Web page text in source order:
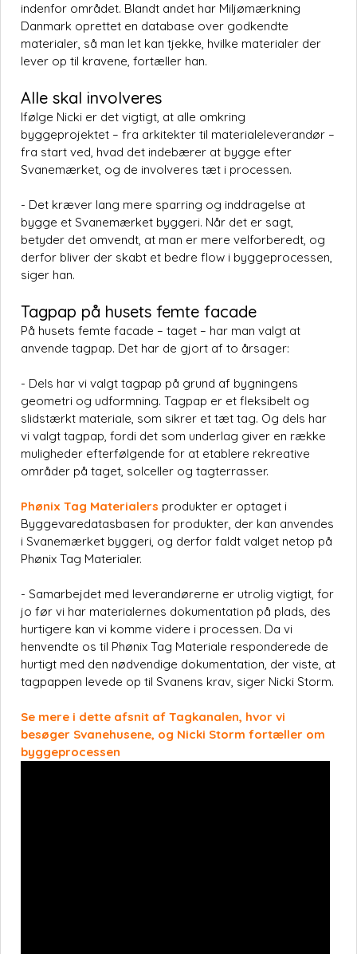
indenfor området. Blandt andet har Miljømærkning
Danmark oprettet en database over godkendte
materialer, så man let kan tjekke, hvilke materialer der
lever op til kravene, fortæller han.
Alle skal involveres
Ifølge Nicki er det vigtigt, at alle omkring
byggeprojektet – fra arkitekter til materialeleverandør –
fra start ved, hvad det indebærer at bygge efter
Svanemærket, og de involveres tæt i processen.
- Det kræver lang mere sparring og inddragelse at
bygge et Svanemærket byggeri. Når det er sagt,
betyder det omvendt, at man er mere velforberedt, og
derfor bliver der skabt et bedre flow i byggeprocessen,
siger han.
Tagpap på husets femte facade
På husets femte facade – taget – har man valgt at
anvende tagpap. Det har de gjort af to årsager:
- Dels har vi valgt tagpap på grund af bygningens
geometri og udformning. Tagpap er et fleksibelt og
slidstærkt materiale, som sikrer et tæt tag. Og dels har
vi valgt tagpap, fordi det som underlag giver en række
muligheder efterfølgende for at etablere rekreative
områder på taget, solceller og tagterrasser.
Phønix Tag Materialers produkter er optaget i
Byggevaredatasbasen for produkter, der kan anvendes
i Svanemærket byggeri, og derfor faldt valget netop på
Phønix Tag Materialer.
- Samarbejdet med leverandørerne er utrolig vigtigt, for
jo før vi har materialernes dokumentation på plads, des
hurtigere kan vi komme videre i processen. Da vi
henvendte os til Phønix Tag Materiale responderede de
hurtigt med den nødvendige dokumentation, der viste, at
tagpappen levede op til Svanens krav, siger Nicki Storm.
Se mere i dette afsnit af Tagkanalen, hvor vi
besøger Svanehusene, og Nicki Storm fortæller om
byggeprocessen